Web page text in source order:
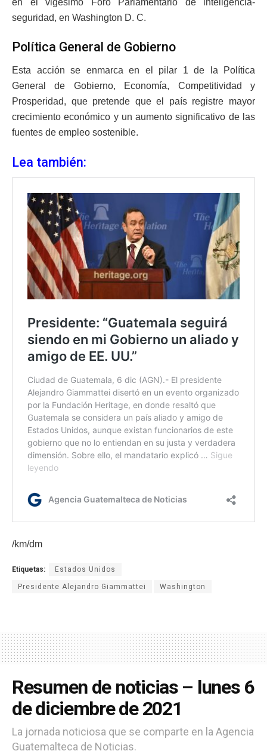
seguridad, en Washington D. C.
Política General de Gobierno
Esta acción se enmarca en el pilar 1 de la Política
General de Gobierno, Economía, Competitividad y
Prosperidad, que pretende que el país registre mayor
crecimiento económico y un aumento significativo de las
fuentes de empleo sostenible.
Lea también:
/km/dm
Etiquetas: Estados Unidos
Presidente Alejandro Giammattei Washington
Resumen de noticias – lunes 6
de diciembre de 2021
La jornada noticiosa que se comparte en la Agencia
Guatemalteca de Noticias.